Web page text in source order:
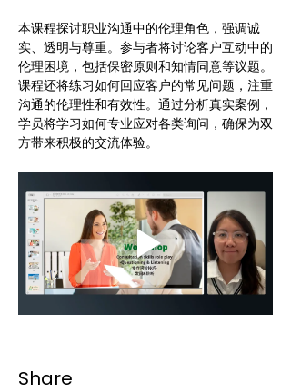
本课程探讨职业沟通中的伦理角色，强调诚
实、透明与尊重。参与者将讨论客户互动中的
伦理困境，包括保密原则和知情同意等议题。
课程还将练习如何回应客户的常见问题，注重
沟通的伦理性和有效性。通过分析真实案例，
学员将学习如何专业应对各类询问，确保为双
方带来积极的交流体验。
Share